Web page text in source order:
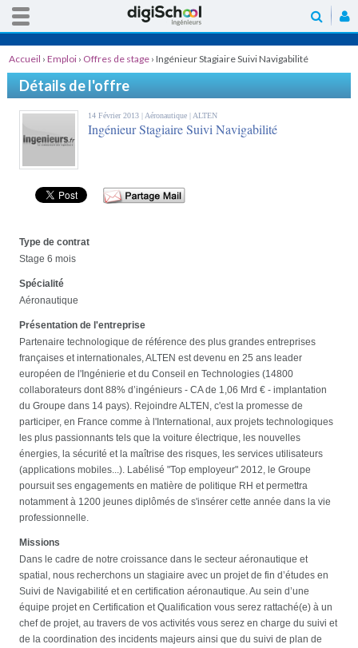
Accueil › Emploi › Offres de stage › Ingénieur Stagiaire Suivi Navigabilité
Détails de l'offre
14 Février 2013 | Aéronautique | ALTEN
Ingénieur Stagiaire Suivi Navigabilité
Type de contrat
Stage 6 mois
Spécialité
Aéronautique
Présentation de l'entreprise
Partenaire technologique de référence des plus grandes entreprises
françaises et internationales, ALTEN est devenu en 25 ans leader
européen de l'Ingénierie et du Conseil en Technologies (14800
collaborateurs dont 88% d’ingénieurs - CA de 1,06 Mrd € - implantation
du Groupe dans 14 pays). Rejoindre ALTEN, c'est la promesse de
participer, en France comme à l'International, aux projets technologiques
les plus passionnants tels que la voiture électrique, les nouvelles
énergies, la sécurité et la maîtrise des risques, les services utilisateurs
(applications mobiles...). Labélisé "Top employeur" 2012, le Groupe
poursuit ses engagements en matière de politique RH et permettra
notamment à 1200 jeunes diplômés de s'insérer cette année dans la vie
professionnelle.
Missions
Dans le cadre de notre croissance dans le secteur aéronautique et
spatial, nous recherchons un stagiaire avec un projet de fin d’études en
Suivi de Navigabilité et en certification aéronautique. Au sein d’une
équipe projet en Certification et Qualification vous serez rattaché(e) à un
chef de projet, au travers de vos activités vous serez en charge du suivi et
de la coordination des incidents majeurs ainsi que du suivi de plan de